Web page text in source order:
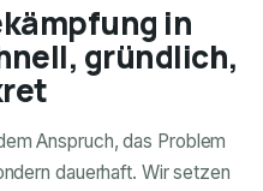
in
gründlich,
Anspruch, das Problem
dauerhaft. Wir setzen